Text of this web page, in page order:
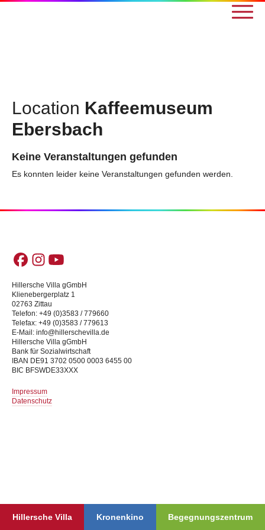
Hillersche Villa Kronenkino Begegnungszentrum
Location Kaffeemuseum
Ebersbach
Keine Veranstaltungen gefunden
Es konnten leider keine Veranstaltungen gefunden werden.
Hillersche Villa gGmbH
Klienebergerplatz 1
02763 Zittau
Telefon: +49 (0)3583 / 779660
Telefax: +49 (0)3583 / 779613
E-Mail: info@hillerschevilla.de
Hillersche Villa gGmbH
Bank für Sozialwirtschaft
IBAN DE91 3702 0500 0003 6455 00
BIC BFSWDE33XXX
Impressum
Datenschutz